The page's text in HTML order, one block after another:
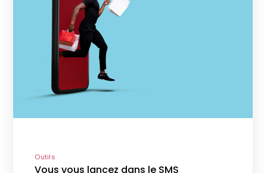
Outils
Vous vous lancez dans le SMS